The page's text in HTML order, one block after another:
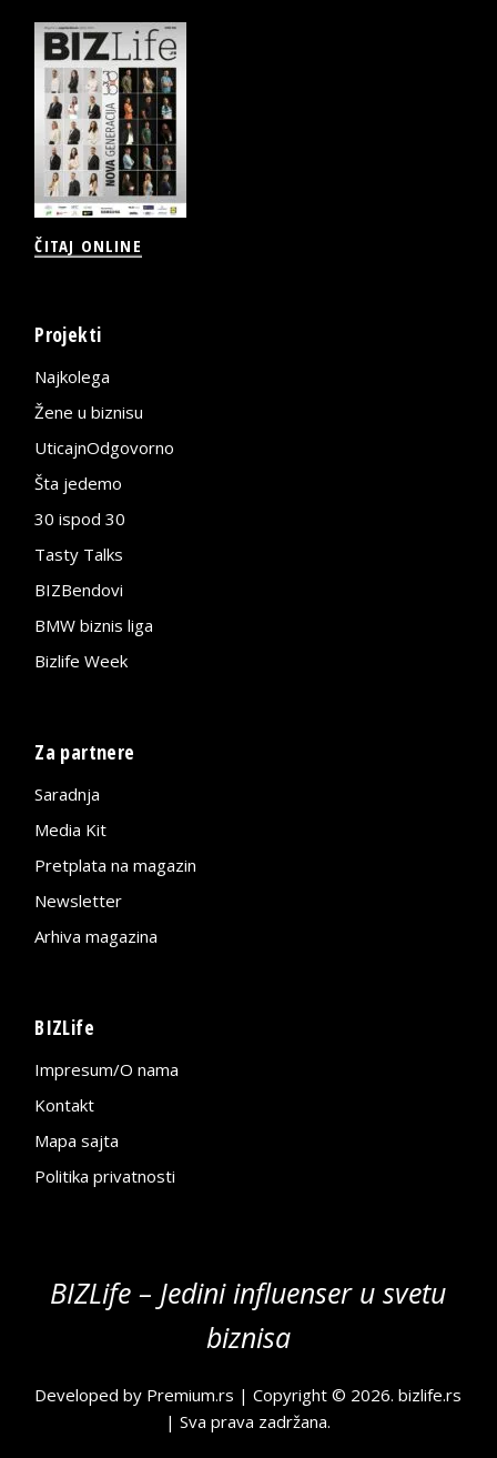
ČITAJ ONLINE
Projekti
Najkolega
Žene u biznisu
UticajnOdgovorno
Šta jedemo
30 ispod 30
Tasty Talks
BIZBendovi
BMW biznis liga
Bizlife Week
Za partnere
Saradnja
Media Kit
Pretplata na magazin
Newsletter
Arhiva magazina
BIZLife
Impresum/O nama
Kontakt
Mapa sajta
Politika privatnosti
BIZLife – Jedini influenser u svetu
biznisa
Developed by Premium.rs | Copyright © 2026.bizlife.rs
| Sva prava zadržana.